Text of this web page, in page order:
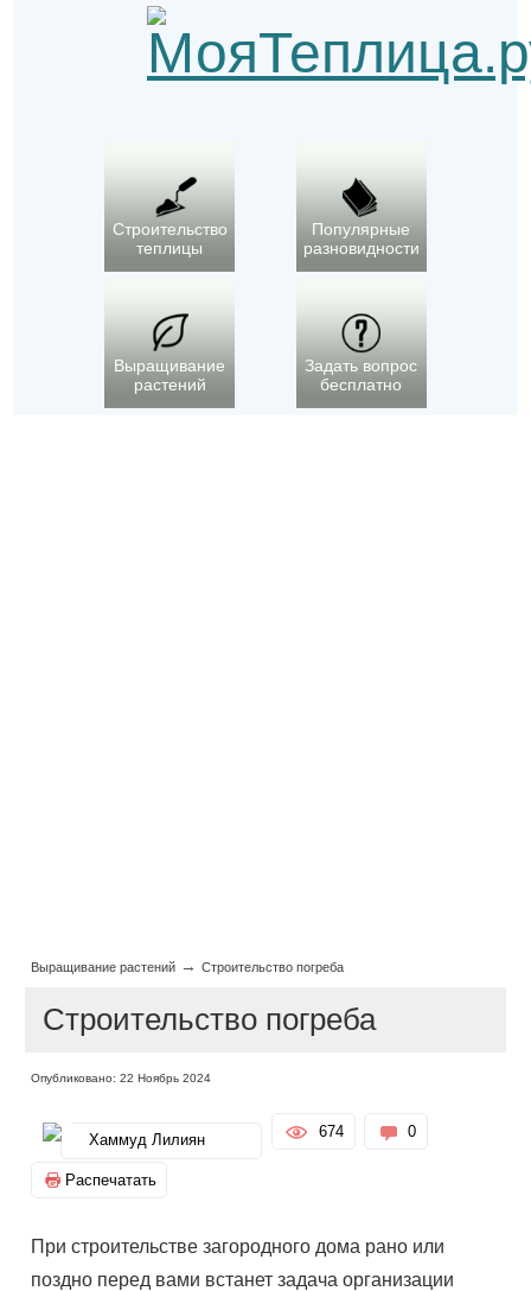
Строительство
теплицы
Популярные
разновидности
Выращивание
растений
Задать вопрос
бесплатно
Выращивание растений →Строительство погреба
Строительство погреба
Опубликовано: 22 Ноябрь 2024
Хаммуд Лилиян 674 0
Распечатать
При строительстве загородного дома рано или
поздно перед вами встанет задача организации